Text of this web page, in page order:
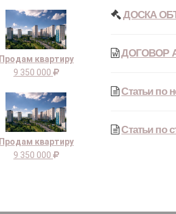
Продам квартиру
9 350 000
Продам квартиру
9 350 000
ДОСКА
ДОГОВОР
Статьи по
Статьи по